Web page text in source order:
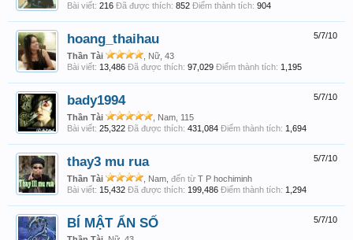
Bài viết: 216 Đã được thích: 852 Điểm thành tích: 904
5/7/10
hoang_thaihau
Thần Tài
, Nữ, 43
Bài viết: 13,486 Đã được thích: 97,029 Điểm thành tích: 1,195
5/7/10
bady1994
Thần Tài
, Nam, 115
Bài viết: 25,322 Đã được thích: 431,084 Điểm thành tích: 1,694
5/7/10
thay3 mu rua
Thần Tài , Nam, đến từ T P hochiminh
Bài viết: 15,432 Đã được thích: 199,486 Điểm thành tích: 1,294
5/7/10
BÍ MẬT ẨN SỐ